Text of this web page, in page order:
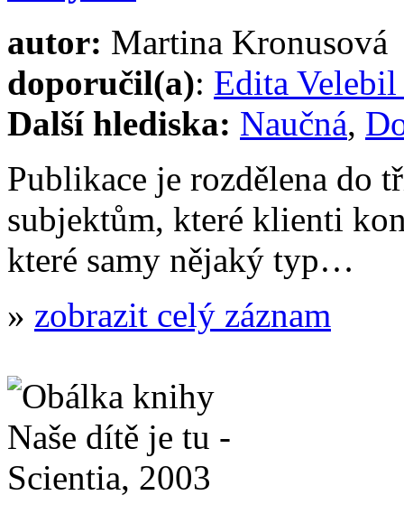
autor: Martina Kronusová
doporučil(a): Edita
Další hlediska: Naučná,
Publikace je rozdělena do
subjektům, které klienti
které samy nějaký typ…
» zobrazit celý záznam